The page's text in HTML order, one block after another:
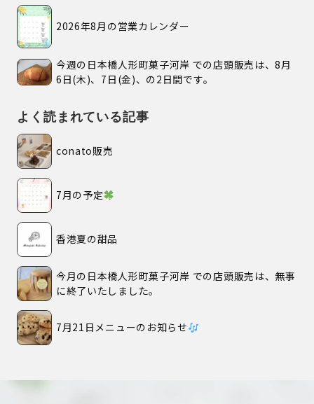
2026年8月の営業カレンダー
今週の日本橋人形町菓子河岸 での店頭販売は、8月
6日(木)、7日(金)、の2日間です。
よく読まれている記事
conato販売
7月の予定
香港夏の甜品
今月の日本橋人形町菓子河岸 での店頭販売は、無事
に終了いたしました。
7月21日メニューのお知らせ